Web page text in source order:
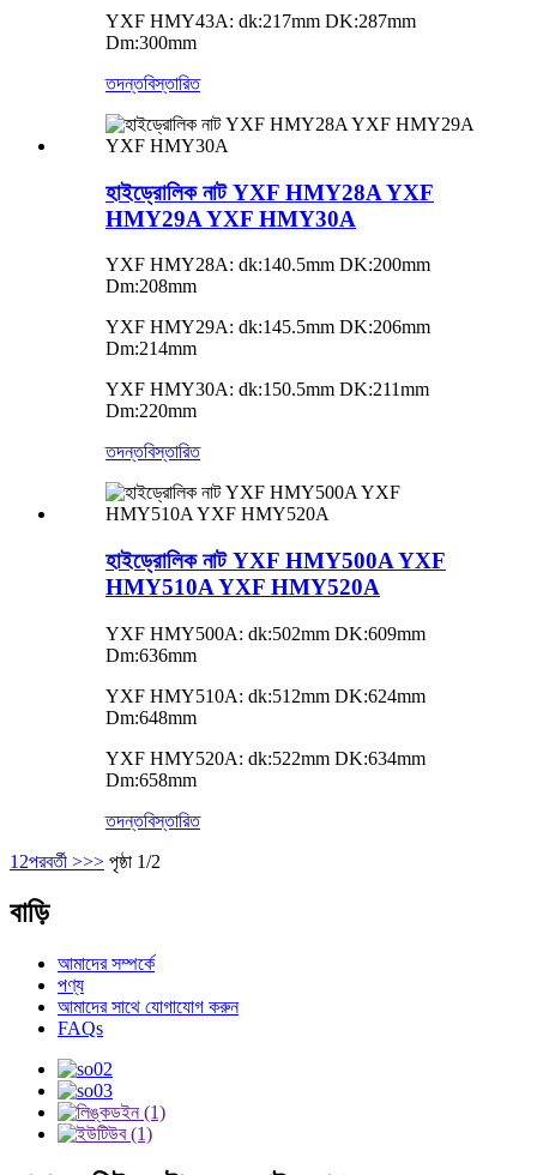
YXF HMY43A: dk:217mm DK:287mm
Dm:300mm
তদন্তবিস্তারিত
হাইড্রোলিক নাট YXF HMY28A YXF
HMY29A YXF HMY30A
YXF HMY28A: dk:140.5mm DK:200mm
Dm:208mm
YXF HMY29A: dk:145.5mm DK:206mm
Dm:214mm
YXF HMY30A: dk:150.5mm DK:211mm
Dm:220mm
তদন্তবিস্তারিত
হাইড্রোলিক নাট YXF HMY500A YXF
HMY510A YXF HMY520A
YXF HMY500A: dk:502mm DK:609mm
Dm:636mm
YXF HMY510A: dk:512mm DK:624mm
Dm:648mm
YXF HMY520A: dk:522mm DK:634mm
Dm:658mm
তদন্তবিস্তারিত
1 2পরবর্তী >>> পৃষ্ঠা 1/2
বাড়ি
আমাদের সম্পর্কে
পণ্য
আমাদের সাথে যোগাযোগ করুন
FAQs